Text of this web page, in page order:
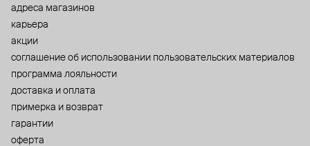
адреса магазинов
карьера
акции
cоглашение об использовании пользовательских материалов
программа лояльности
доставка и оплата
примерка и возврат
гарантии
оферта